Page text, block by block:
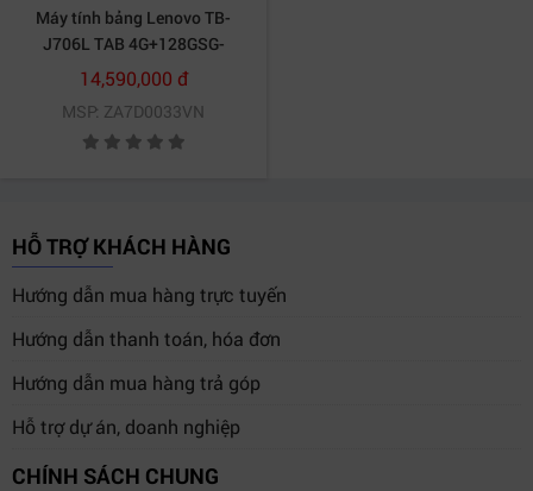
Máy tính bảng Lenovo TB-
J706L TAB 4G+128GSG-
VN_ZA7D0033VN
14,590,000 đ
MSP: ZA7D0033VN
HỖ TRỢ KHÁCH HÀNG
Hướng dẫn mua hàng trực tuyến
Hướng dẫn thanh toán, hóa đơn
Hướng dẫn mua hàng trả góp
Hỗ trợ dự án, doanh nghiệp
CHÍNH SÁCH CHUNG